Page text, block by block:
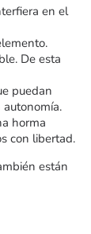
en el
De esta
puedan
horma
con libertad.
están